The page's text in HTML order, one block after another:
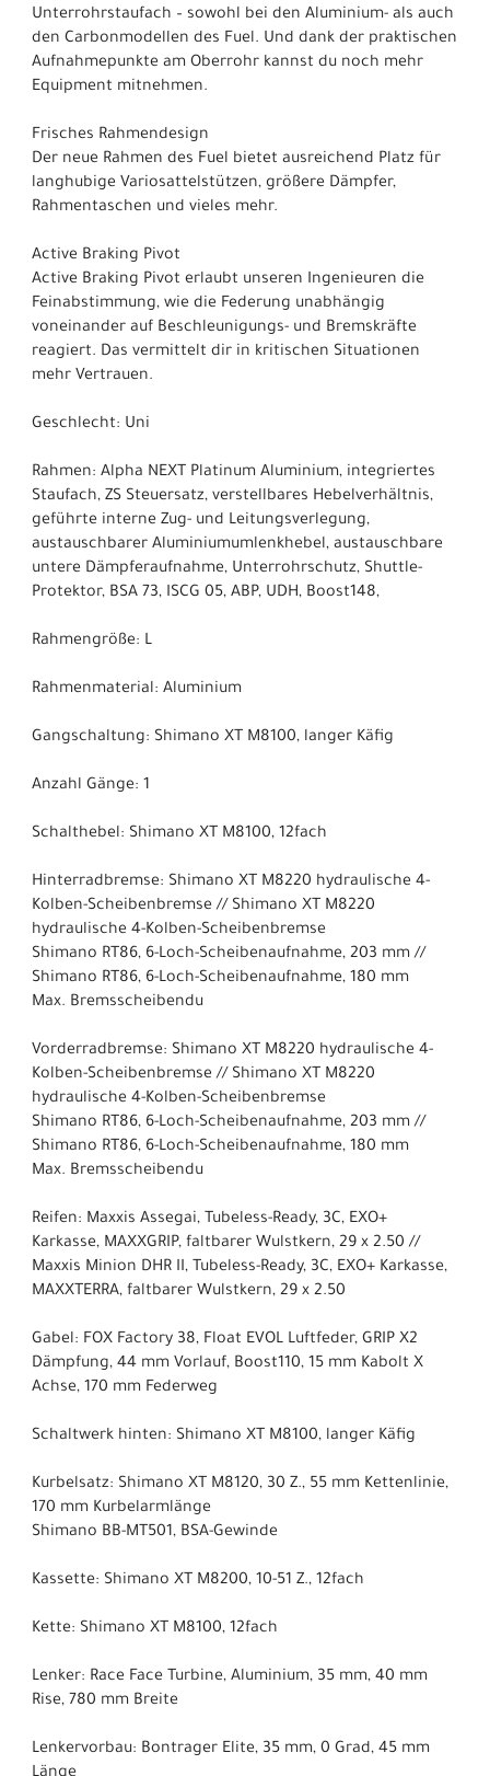
Unterrohrstaufach – sowohl bei den Aluminium- als auch
den Carbonmodellen des Fuel. Und dank der praktischen
Aufnahmepunkte am Oberrohr kannst du noch mehr
Equipment mitnehmen.
Frisches Rahmendesign
Der neue Rahmen des Fuel bietet ausreichend Platz für
langhubige Variosattelstützen, größere Dämpfer,
Rahmentaschen und vieles mehr.
Active Braking Pivot
Active Braking Pivot erlaubt unseren Ingenieuren die
Feinabstimmung, wie die Federung unabhängig
voneinander auf Beschleunigungs- und Bremskräfte
reagiert. Das vermittelt dir in kritischen Situationen
mehr Vertrauen.
Geschlecht: Uni
Rahmen: Alpha NEXT Platinum Aluminium, integriertes
Staufach, ZS Steuersatz, verstellbares Hebelverhältnis,
geführte interne Zug- und Leitungsverlegung,
austauschbarer Aluminiumumlenkhebel, austauschbare
untere Dämpferaufnahme, Unterrohrschutz, Shuttle-
Protektor, BSA 73, ISCG 05, ABP, UDH, Boost148,
Rahmengröße: L
Rahmenmaterial: Aluminium
Gangschaltung: Shimano XT M8100, langer Käfig
Anzahl Gänge: 1
Schalthebel: Shimano XT M8100, 12fach
Hinterradbremse: Shimano XT M8220 hydraulische 4-
Kolben-Scheibenbremse // Shimano XT M8220
hydraulische 4-Kolben-Scheibenbremse
Shimano RT86, 6-Loch-Scheibenaufnahme, 203 mm //
Shimano RT86, 6-Loch-Scheibenaufnahme, 180 mm
Max. Bremsscheibendu
Vorderradbremse: Shimano XT M8220 hydraulische 4-
Kolben-Scheibenbremse // Shimano XT M8220
hydraulische 4-Kolben-Scheibenbremse
Shimano RT86, 6-Loch-Scheibenaufnahme, 203 mm //
Shimano RT86, 6-Loch-Scheibenaufnahme, 180 mm
Max. Bremsscheibendu
Reifen: Maxxis Assegai, Tubeless-Ready, 3C, EXO+
Karkasse, MAXXGRIP, faltbarer Wulstkern, 29 x 2.50 //
Maxxis Minion DHR II, Tubeless-Ready, 3C, EXO+ Karkasse,
MAXXTERRA, faltbarer Wulstkern, 29 x 2.50
Gabel: FOX Factory 38, Float EVOL Luftfeder, GRIP X2
Dämpfung, 44 mm Vorlauf, Boost110, 15 mm Kabolt X
Achse, 170 mm Federweg
Schaltwerk hinten: Shimano XT M8100, langer Käfig
Kurbelsatz: Shimano XT M8120, 30 Z., 55 mm Kettenlinie,
170 mm Kurbelarmlänge
Shimano BB-MT501, BSA-Gewinde
Kassette: Shimano XT M8200, 10-51 Z., 12fach
Kette: Shimano XT M8100, 12fach
Lenker: Race Face Turbine, Aluminium, 35 mm, 40 mm
Rise, 780 mm Breite
Lenkervorbau: Bontrager Elite, 35 mm, 0 Grad, 45 mm